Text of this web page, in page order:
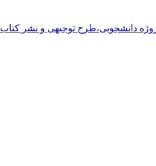
دانشجویی،طرح توجیهی و نشر کتاب